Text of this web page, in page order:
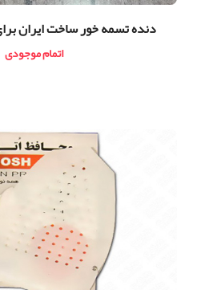
دنده تسمه خور ساخت ایران برای
اتمام موجودی